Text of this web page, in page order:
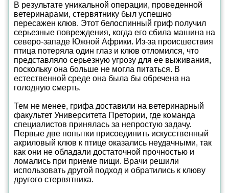
В результате уникальной операции, проведенной
ветеринарами, стервятнику был успешно
пересажен клюв. Этот белоспинный гриф получил
серьезные повреждения, когда его сбила машина на
северо-западе Южной Африки. Из-за происшествия
птица потеряла один глаз и клюв отломился, что
представляло серьезную угрозу для ее выживания,
поскольку она больше не могла питаться. В
естественной среде она была бы обречена на
голодную смерть.
Тем не менее, грифа доставили на ветеринарный
факультет Университета Претории, где команда
специалистов принялась за непростую задачу.
Первые две попытки присоединить искусственный
акриловый клюв к птице оказались неудачными, так
как они не обладали достаточной прочностью и
ломались при приеме пищи. Врачи решили
использовать другой подход и обратились к клюву
другого стервятника.